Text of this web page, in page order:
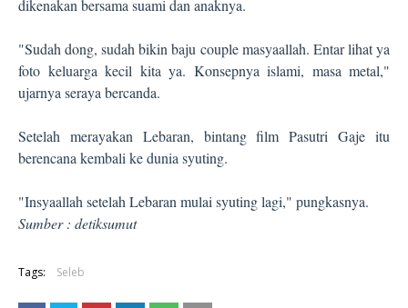
dikenakan bersama suami dan anaknya.
"Sudah dong, sudah bikin baju couple masyaallah. Entar lihat ya
foto keluarga kecil kita ya. Konsepnya islami, masa metal,"
ujarnya seraya bercanda.
Setelah merayakan Lebaran, bintang film Pasutri Gaje itu
berencana kembali ke dunia syuting.
"Insyaallah setelah Lebaran mulai syuting lagi," pungkasnya.
Sumber : detiksumut
Tags: Seleb